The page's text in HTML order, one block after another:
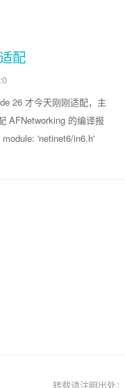
配
26 才今天刚刚适配，主
AFNetworking 的编译报
'netinet6/in6.h'
转载请注明出处；